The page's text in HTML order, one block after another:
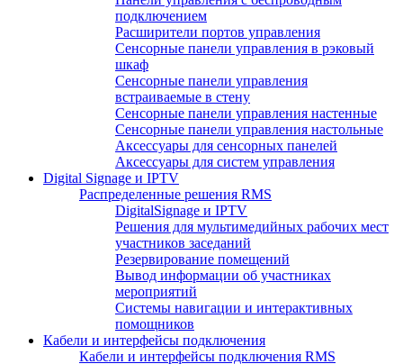
подключением
Расширители портов управления
Сенсорные панели управления в рэковый
шкаф
Сенсорные панели управления
встраиваемые в стену
Сенсорные панели управления настенные
Сенсорные панели управления настольные
Аксессуары для сенсорных панелей
Аксессуары для систем управления
Digital Signage и IPTV
Распределенные решения RMS
DigitalSignage и IPTV
Решения для мультимедийных рабочих мест
участников заседаний
Резервирование помещений
Вывод информации об участниках
мероприятий
Системы навигации и интерактивных
помощников
Кабели и интерфейсы подключения
Кабели и интерфейсы подключения RMS